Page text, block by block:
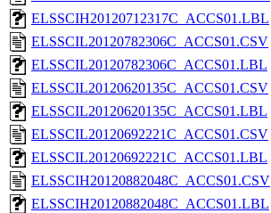
ELSSCIH20120712317C_ACCS01.LBL
ELSSCIL20120782306C_ACCS01.CSV
ELSSCIL20120782306C_ACCS01.LBL
ELSSCIL20120620135C_ACCS01.CSV
ELSSCIL20120620135C_ACCS01.LBL
ELSSCIL20120692221C_ACCS01.CSV
ELSSCIL20120692221C_ACCS01.LBL
ELSSCIH20120882048C_ACCS01.CSV
ELSSCIH20120882048C_ACCS01.LBL